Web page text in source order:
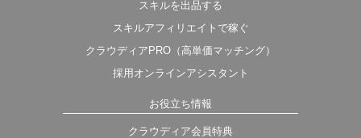
スキルを出品する
スキルアフィリエイトで稼ぐ
クラウディアPRO（高単価マッチング）
採用オンラインアシスタント
お役立ち情報
クラウディア会員特典